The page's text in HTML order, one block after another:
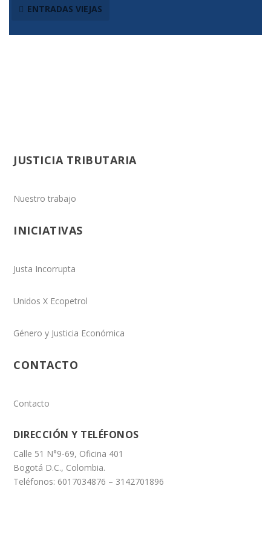
ENTRADAS VIEJAS
JUSTICIA TRIBUTARIA
Nuestro trabajo
INICIATIVAS
Justa Incorrupta
Unidos X Ecopetrol
Género y Justicia Económica
CONTACTO
Contacto
DIRECCIÓN Y TELÉFONOS
Calle 51 N°9-69, Oficina 401
Bogotá D.C., Colombia.
Teléfonos: 6017034876 – 3142701896